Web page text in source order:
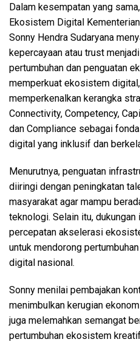
Dalam kesempatan yang
Ekosistem Digital
Sonny Hendra Sudaryana
kepercayaan atau trust
pertumbuhan dan penguatan
memperkuat ekosistem
memperkenalkan kerangka
Connectivity, Competency,
dan Compliance sebagai
digital yang inklusif dan
Menurutnya, penguatan
diiringi dengan peningkatan
masyarakat agar mampu
teknologi. Selain itu,
percepatan akselerasi
untuk mendorong
digital nasional.
Sonny menilai pembajakan
menimbulkan kerugian
juga melemahkan semangat
pertumbuhan ekosistem